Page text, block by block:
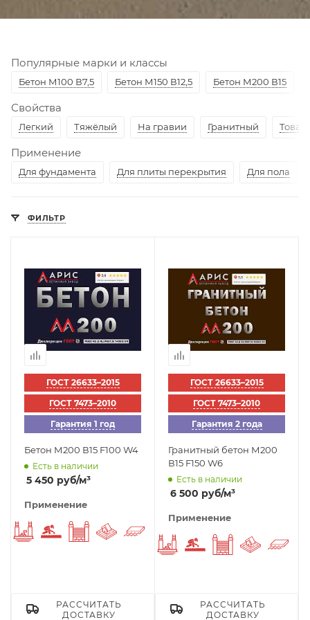
Популярные марки и классы
Бетон М100 В7,5 Бетон М150 В12,5 Бетон М200 В15
Свойства
Легкий Тяжёлый На гравии Гранитный
Применение
Для фундамента Для плиты перекрытия Для пола
ФИЛЬТР
ГОСТ 26633–2015
ГОСТ 7473–2010
Гарантия 1 год
Бетон М200 В15 F100 W4
Есть в наличии
5 450 руб/м³
Применение
Фундаменты
Стяжка пола
ЗаборыОтмостка вокруг дома
Плиты перекрытия
РАССЧИТАТЬ
ДОСТАВКУ
ГОСТ 26633–2015
ГОСТ 7473–2010
Гарантия 2 года
Гранитный бетон М200
В15 F150 W6
Есть в наличии
6 500 руб/м³
Применение
Фундаменты
Стяжка пола
Заборы
РАССЧИТАТЬ
ДОСТАВКУ